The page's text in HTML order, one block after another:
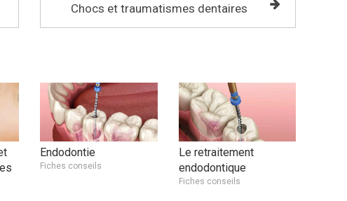
Chocs et traumatismes dentaires
Endodontie
Fiches conseils
Le retraitement
endodontique
Fiches conseils